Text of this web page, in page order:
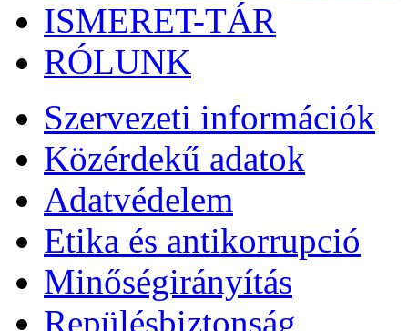
ISMERET-TÁR
RÓLUNK
Szervezeti információk
Közérdekű adatok
Adatvédelem
Etika és antikorrupció
Minőségirányítás
Repülésbiztonság